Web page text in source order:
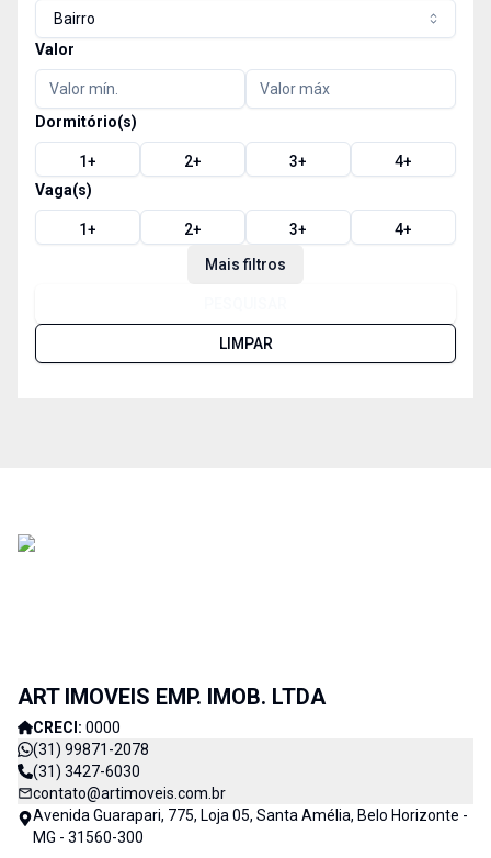
Bairro
Valor
Dormitório(s)
1+ 2+ 3+ 4+
Vaga(s)
1+ 2+ 3+ 4+
Mais filtros
LIMPAR
ART IMOVEIS EMP. IMOB. LTDA
CRECI: 0000
(31) 99871-2078
(31) 3427-6030
contato@artimoveis.com.br
Avenida Guarapari, 775, Loja 05, Santa Amélia, Belo Horizonte -
MG - 31560-300